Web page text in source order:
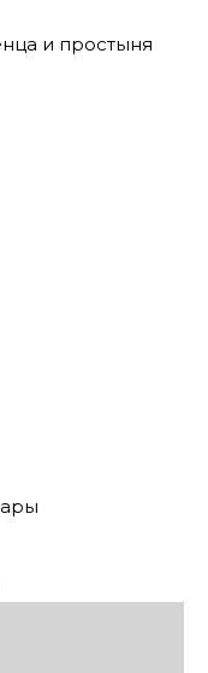
и простыня